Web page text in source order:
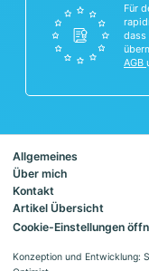
Für
dass
AGB
Allgemeines
Über mich
Kontakt
Artikel Übersicht
Cookie-Einstellungen
Konzeption und Entwicklung: